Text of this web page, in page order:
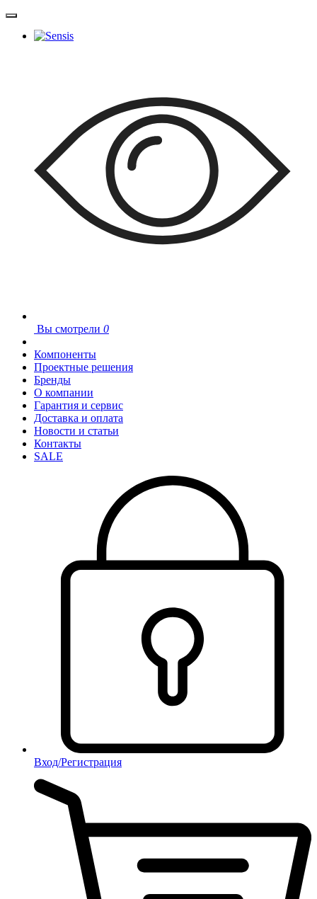
Вы смотрели 0
Компоненты
Проектные решения
Бренды
О компании
Гарантия и сервис
Доставка и оплата
Новости и статьи
Контакты
SALE
Вход/Регистрация